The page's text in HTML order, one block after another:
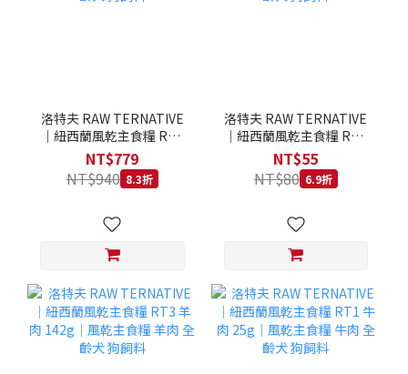
洛特夫 RAW TERNATIVE
｜紐西蘭風乾主食糧 RT3
羊肉 454g｜風乾主食糧 羊
肉 全齡犬 狗飼料
NT$779
NT$940 8.3折
洛特夫 RAW TERNATIVE
｜紐西蘭風乾主食糧 RT3
羊肉 25g｜風乾主食糧 羊
肉 全齡犬 狗飼料
NT$55
NT$80 6.9折